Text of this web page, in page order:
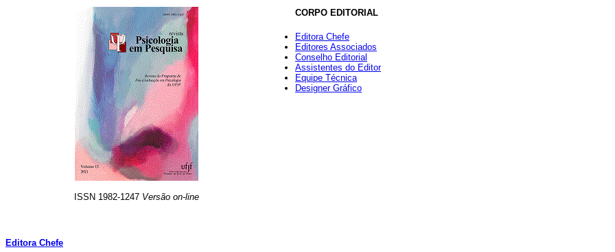
ISSN 1982-1247 Versão on-line
CORPO EDITORIAL
Editora Chefe
Editores Associados
Conselho Editorial
Assistentes do Editor
Equipe Técnica
Designer Gráfico
Editora Chefe